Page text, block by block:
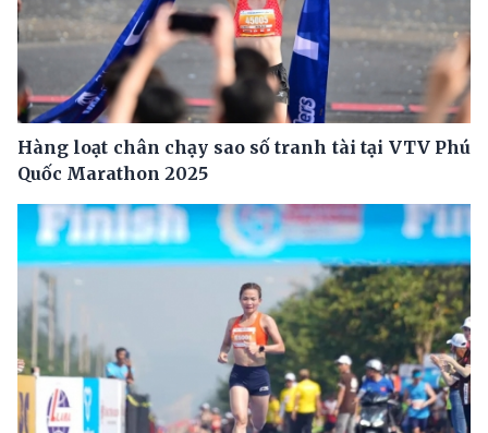
Hàng loạt chân chạy sao số tranh tài tại VTV Phú
Quốc Marathon 2025